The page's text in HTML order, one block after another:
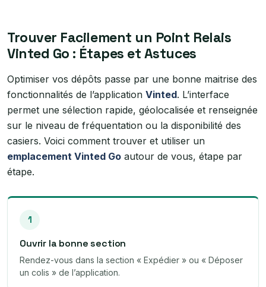
Trouver Facilement un Point Relais
Vinted Go : Étapes et Astuces
Optimiser vos dépôts passe par une bonne maitrise des
fonctionnalités de l’application Vinted. L’interface
permet une sélection rapide, géolocalisée et renseignée
sur le niveau de fréquentation ou la disponibilité des
casiers. Voici comment trouver et utiliser un
emplacement Vinted Go autour de vous, étape par
étape.
1
Ouvrir la bonne section
Rendez-vous dans la section « Expédier » ou « Déposer
un colis » de l’application.